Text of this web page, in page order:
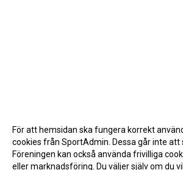
För att hemsidan ska fungera korrekt
cookies från SportAdmin. Dessa går inte att
Föreningen kan också använda frivilliga
eller marknadsföring. Du väljer själv om du